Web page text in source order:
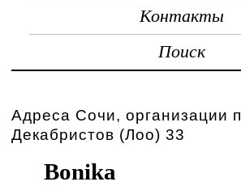
Контакты
Поиск
Адреса Сочи, организации
Декабристов (Лоо) 33
Bonika